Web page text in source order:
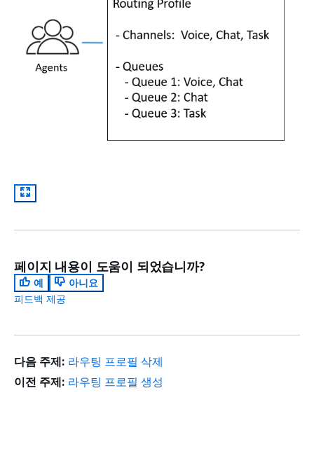
페이지 내용이 도움이 되었습니까?
예
아니요
피드백 제공
다음 주제: 라우팅 프로필 삭제
이전 주제: 라우팅 프로필 생성